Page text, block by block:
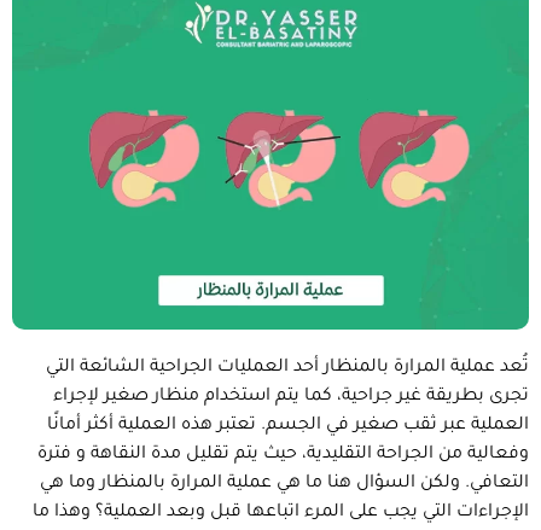
تُعد عملية المرارة بالمنظار أحد العمليات الجراحية الشائعة التي
تجرى بطريقة غير جراحية، كما يتم استخدام منظار صغير لإجراء
العملية عبر ثقب صغير في الجسم. تعتبر هذه العملية أكثر أمانًا
وفعالية من الجراحة التقليدية، حيث يتم تقليل مدة النقاهة و فترة
التعافي. ولكن السؤال هنا ما هي عملية المرارة بالمنظار وما هي
الإجراءات التي يجب على المرء اتباعها قبل وبعد العملية؟ وهذا ما